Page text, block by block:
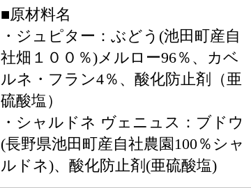
■原材料名
・ジュピター：ぶどう(池田町産自
社畑１００％)メルロー96％、カベ
ルネ・フラン4％、酸化防止剤（亜
硫酸塩）
・シャルドネ ヴェニュス：ブドウ
(長野県池田町産自社農園100％シャ
ルドネ)、酸化防止剤(亜硫酸塩)